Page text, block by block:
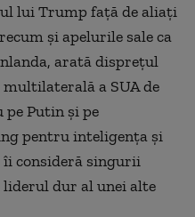
lui Trump faţă de aliaţi
şi apelurile sale ca
arată dispreţul
a SUA de
Putin şi pe
pentru inteligenţa şi
îi consideră singurii
dur al unei alte